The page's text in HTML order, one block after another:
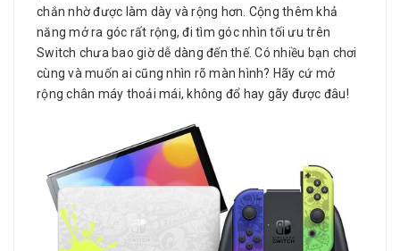
chắn nhờ được làm dày và rộng hơn. Cộng thêm khả
năng mở ra góc rất rộng, đi tìm góc nhìn tối ưu trên
Switch chưa bao giờ dễ dàng đến thế. Có nhiều bạn chơi
cùng và muốn ai cũng nhìn rõ màn hình? Hãy cứ mở
rộng chân máy thoải mái, không đổ hay gãy được đâu!